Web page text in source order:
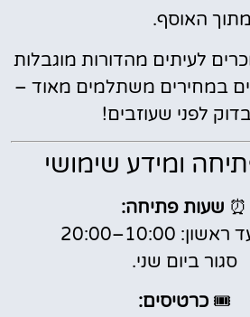
מתוך האוסף.
לעיתים מהדורות מוגבלות
במחירים משתלמים מאוד –
לפני שעוזבים!
ומידע שימושי
⏰ שעות פתיחה:
10:00–20:00
סגור ביום שני.
🎟️כרטיסים: